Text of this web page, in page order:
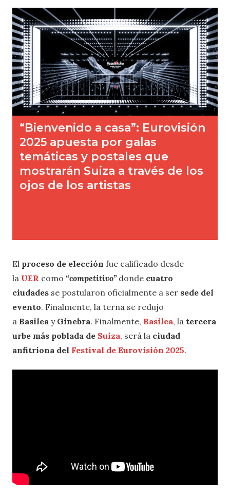
El proceso de elección fue calificado desde
la UER como “competitivo” donde cuatro
ciudades se postularon oficialmente a ser sede del
evento. Finalmente, la terna se redujo
a Basilea y Ginebra. Finalmente, Basilea, la tercera
urbe más poblada de Suiza, será la ciudad
anfitriona del Festival de Eurovisión 2025.